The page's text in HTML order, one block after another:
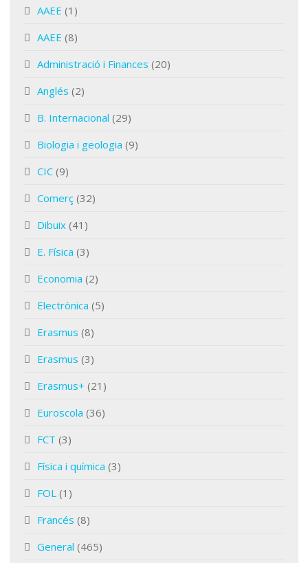
AAEE (1)
AAEE (8)
Administració i Finances (20)
Anglés (2)
B. Internacional (29)
Biologia i geologia (9)
CIC (9)
Comerç (32)
Dibuix (41)
E. Física (3)
Economia (2)
Electrònica (5)
Erasmus (8)
Erasmus (3)
Erasmus+ (21)
Euroscola (36)
FCT (3)
Física i química (3)
FOL (1)
Francés (8)
General (465)